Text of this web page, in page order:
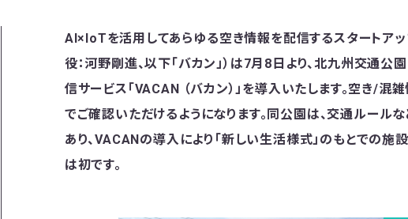
AI×IoTを活用してあらゆる空き情報を配信するスタートア
役：河野剛進、以下「バカン」）は7月8日より、北九州交通公
信サービス「VACAN （バカン）」を導入いたします。空き/混
でご確認いただけるようになります。同公園は、交通ルー
あり、VACANの導入により「新しい生活様式」のもとでの
は初です。